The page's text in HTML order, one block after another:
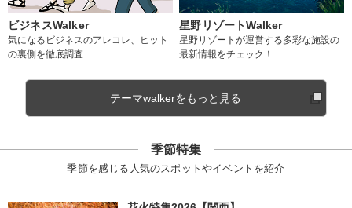
ビジネスWalker
気になるビジネスのアレコレ、ヒット
の裏側を徹底調査
星野リゾートWalker
星野リゾートが運営する多彩な施設の
最新情報をチェック！
テーマwalkerをもっと見る
季節特集
季節を感じる人気のスポットやイベントを紹介